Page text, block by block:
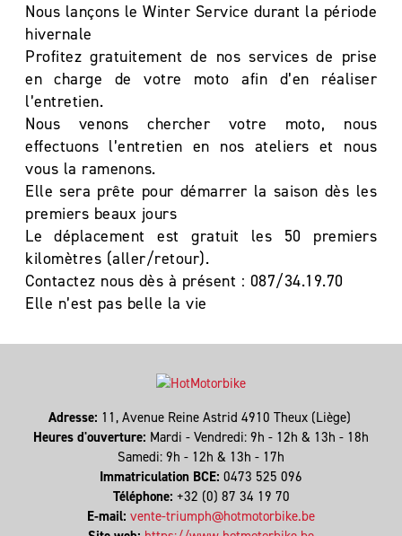
Nous lançons le Winter Service durant la période
hivernale
Profitez gratuitement de nos services de prise
en charge de votre moto afin d’en réaliser
l’entretien.
Nous venons chercher votre moto, nous
effectuons l’entretien en nos ateliers et nous
vous la ramenons.
Elle sera prête pour démarrer la saison dès les
premiers beaux jours
Le déplacement est gratuit les 50 premiers
kilomètres (aller/retour).
Contactez nous dès à présent : 087/34.19.70
Elle n’est pas belle la vie
Adresse: 11, Avenue Reine Astrid 4910 Theux (Liège)
Heures d'ouverture: Mardi - Vendredi: 9h - 12h & 13h - 18h
Samedi: 9h - 12h & 13h - 17h
Immatriculation BCE: 0473 525 096
Téléphone: +32 (0) 87 34 19 70
E-mail: vente-triumph@hotmotorbike.be